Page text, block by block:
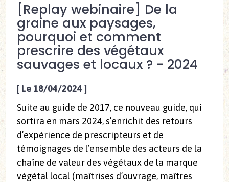
[Replay webinaire] De la
graine aux paysages,
pourquoi et comment
prescrire des végétaux
sauvages et locaux ? - 2024
[ Le 18/04/2024 ]
Suite au guide de 2017, ce nouveau guide, qui
sortira en mars 2024, s’enrichit des retours
d’expérience de prescripteurs et de
témoignages de l’ensemble des acteurs de la
chaîne de valeur des végétaux de la marque
végétal local (maîtrises d’ouvrage, maîtres